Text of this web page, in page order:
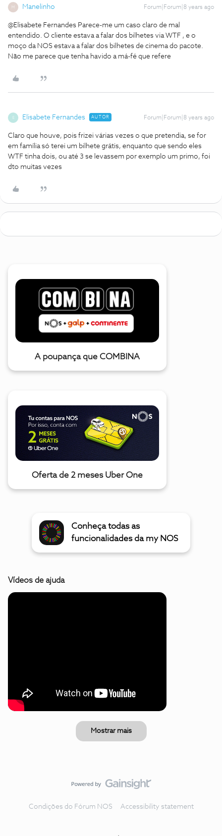
M Manelinho Forum|Forum|8 years ago
@Elisabete Fernandes Parece-me um caso claro de mal
entendido. O cliente estava a falar dos bilhetes via WTF , e o
moço da NOS estava a falar dos bilhetes de cinema do pacote.
Não me parece que tenha havido a má-fé que refere
E Elisabete Fernandes AUTOR Forum|Forum|8 years ago
Claro que houve, pois frizei várias vezes o que pretendia, se for
em família só terei um bilhete grátis, enquanto que sendo eles
WTF tinha dois, ou até 3 se levassem por exemplo um primo, foi
dto muitas vezes
A poupança que COMBINA
Oferta de 2 meses Uber One
Conheça todas as
funcionalidades da my NOS
Vídeos de ajuda
Mostrar mais
Condições do Fórum NOS Accessibility statement